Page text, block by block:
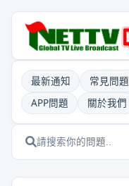
最新通知 常見問題
APP問題
關於我們